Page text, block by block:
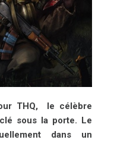
THQ, le célèbre
sous la porte. Le
dans un